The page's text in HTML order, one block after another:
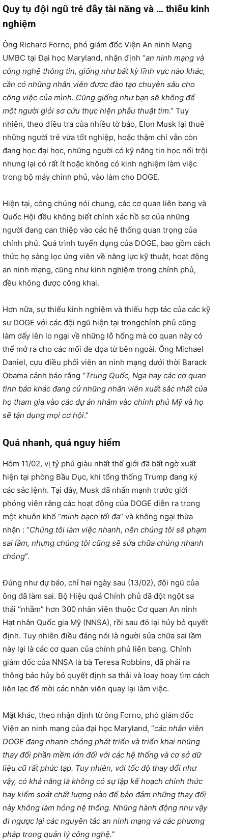
Quy tụ đội ngũ trẻ đầy tài năng và … thiếu kinh
nghiệm
Ông Richard Forno, phó giám đốc Viện An ninh Mạng
UMBC tại Đại học Maryland, nhận định “an ninh mạng và
công nghệ thông tin, giống như bất kỳ lĩnh vực nào khác,
cần có những nhân viên được đào tạo chuyên sâu cho
công việc của mình. Cũng giống như bạn sẽ không để
một người giỏi sơ cứu thực hiện phẫu thuật tim.” Tuy
nhiên, theo điều tra của nhiều tờ báo, Elon Musk lại thuê
những người trẻ vừa tốt nghiệp, hoặc thậm chí vẫn còn
đang học đại học, những người có kỹ năng tin học nổi trội
nhưng lại có rất ít hoặc không có kinh nghiệm làm việc
trong bộ máy chính phủ, vào làm cho DOGE.
Hiện tại, công chúng nói chung, các cơ quan liên bang và
Quốc Hội đều không biết chính xác hồ sơ của những
người đang can thiệp vào các hệ thống quan trọng của
chính phủ. Quá trình tuyển dụng của DOGE, bao gồm cách
thức họ sàng lọc ứng viên về năng lực kỹ thuật, hoạt động
an ninh mạng, cũng như kinh nghiệm trong chính phủ,
đều không được công khai.
Hơn nữa, sự thiếu kinh nghiệm và thiếu hợp tác của các kỹ
sư DOGE với các đội ngũ hiện tại trongchính phủ cũng
làm dấy lên lo ngại về những lỗ hổng mà cơ quan này có
thể mở ra cho các mối đe dọa từ bên ngoài. Ông Michael
Daniel, cựu điều phối viên an ninh mạng dưới thời Barack
Obama cảnh báo rằng “Trung Quốc, Nga hay các cơ quan
tình báo khác đang cử những nhân viên xuất sắc nhất của
họ tham gia vào các dự án nhắm vào chính phủ Mỹ và họ
sẽ tận dụng mọi cơ hội.”
Quá nhanh, quá nguy hiểm
Hôm 11/02, vị tỷ phú giàu nhất thế giới đã bất ngờ xuất
hiện tại phòng Bầu Dục, khi tổng thống Trump đang ký
các sắc lệnh. Tại đây, Musk đã nhấn mạnh trước giới
phóng viên rằng các hoạt động của DOGE diễn ra trong
một khuôn khổ “minh bạch tối đa” và không ngại thừa
nhận : “Chúng tôi làm việc nhanh, nên chúng tôi sẽ phạm
sai lầm, nhưng chúng tôi cũng sẽ sửa chữa chúng nhanh
chóng”.
Đúng như dự báo, chỉ hai ngày sau (13/02), đội ngũ của
ông đã làm sai. Bộ Hiệu quả Chính phủ đã đột ngột sa
thải “nhầm” hơn 300 nhân viên thuộc Cơ quan An ninh
Hạt nhân Quốc gia Mỹ (NNSA), rồi sau đó lại hủy bỏ quyết
định. Tuy nhiên điều đáng nói là người sửa chữa sai lầm
này lại là các cơ quan của chính phủ liên bang. Chính
giám đốc của NNSA là bà Teresa Robbins, đã phải ra
thông báo hủy bỏ quyết định sa thải và loay hoay tìm cách
liên lạc để mời các nhân viên quay lại làm việc.
Mặt khác, theo nhận định từ ông Forno, phó giám đốc
Viện an ninh mạng của đại học Maryland, “các nhân viên
DOGE đang nhanh chóng phát triển và triển khai những
thay đổi phần mềm lớn đối với các hệ thống và cơ sở dữ
liệu cũ rất phức tạp. Tuy nhiên, với tốc độ thay đổi như
vậy, có khả năng là không có sự lập kế hoạch chính thức
hay kiểm soát chất lượng nào để bảo đảm những thay đổi
này không làm hỏng hệ thống. Những hành động như vậy
đi ngược lại các nguyên tắc an ninh mạng và các phương
pháp trong quản lý công nghệ.”